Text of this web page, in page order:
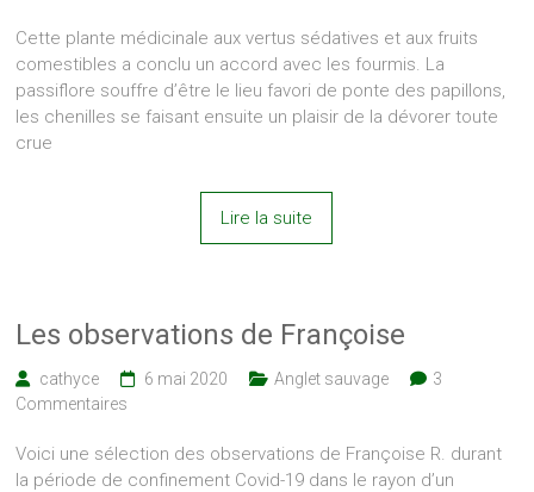
Cette plante médicinale aux vertus sédatives et aux fruits
comestibles a conclu un accord avec les fourmis. La
passiflore souffre d’être le lieu favori de ponte des papillons,
les chenilles se faisant ensuite un plaisir de la dévorer toute
crue
Lire la suite
Les observations de Françoise
cathyce 6 mai 2020 Anglet sauvage
3
Commentaires
Voici une sélection des observations de Françoise R. durant
la période de confinement Covid-19 dans le rayon d’un